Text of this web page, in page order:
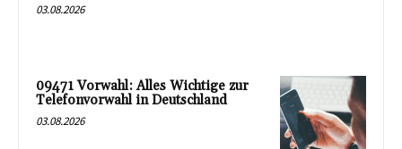
03.08.2026
09471 Vorwahl: Alles Wichtige zur
Telefonvorwahl in Deutschland
03.08.2026